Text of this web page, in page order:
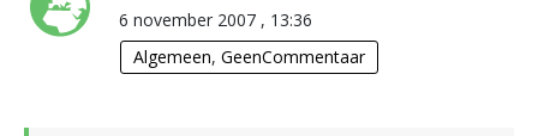
6 november 2007 , 13:36
Algemeen, GeenCommentaar